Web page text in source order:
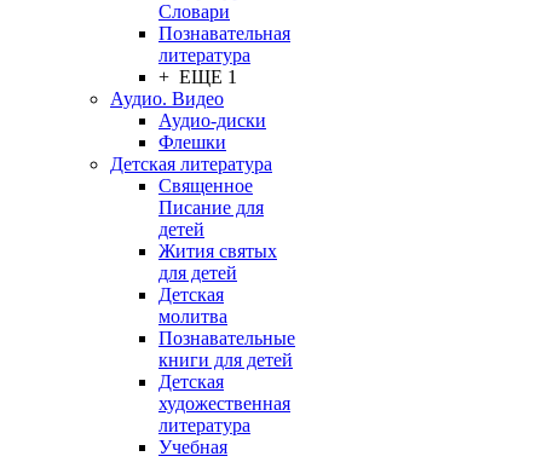
Словари
Познавательная
литература
+ ЕЩЕ 1
Аудио. Видео
Аудио-диски
Флешки
Детская литература
Священное
Писание для
детей
Жития святых
для детей
Детская
молитва
Познавательные
книги для детей
Детская
художественная
литература
Учебная